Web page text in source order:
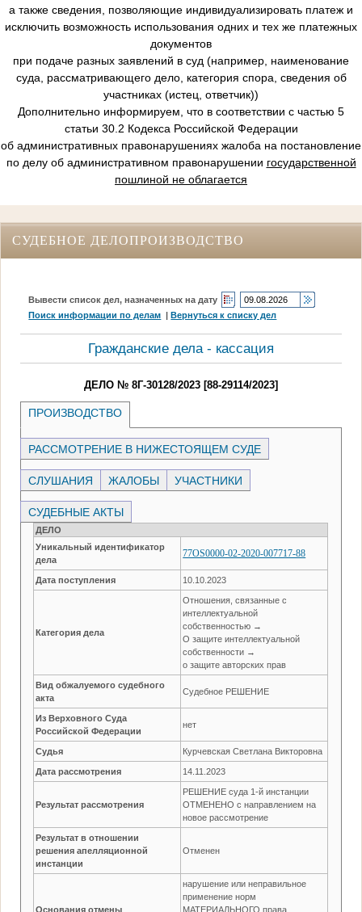
а также сведения, позволяющие индивидуализировать платеж и
исключить возможность использования одних и тех же платежных
документов
при подаче разных заявлений в суд (например, наименование
суда, рассматривающего дело, категория спора, сведения об
участниках (истец, ответчик))
Дополнительно информируем, что в соответствии с частью 5
статьи 30.2 Кодекса Российской Федерации
об административных правонарушениях жалоба на постановление
по делу об административном правонарушении государственной
пошлиной не облагается
СУДЕБНОЕ ДЕЛОПРОИЗВОДСТВО
Вывести список дел, назначенных на дату
Поиск информации по делам |Вернуться к списку дел
Гражданские дела - кассация
ДЕЛО № 8Г-30128/2023 [88-29114/2023]
ПРОИЗВОДСТВО
РАССМОТРЕНИЕ В НИЖЕСТОЯЩЕМ СУДЕ
СЛУШАНИЯ ЖАЛОБЫ УЧАСТНИКИ
СУДЕБНЫЕ АКТЫ
ДЕЛО
Уникальный идентификатор
дела
77OS0000-02-2020-007717-88
Дата поступления 10.10.2023
Категория дела
Отношения, связанные с
интеллектуальной
собственностью →
О защите интеллектуальной
собственности →
о защите авторских прав
Вид обжалуемого судебного
акта
Судебное РЕШЕНИЕ
Из Верховного Суда
Российской Федерации
нет
Судья Курчевская Светлана Викторовна
Дата рассмотрения 14.11.2023
Результат рассмотрения
РЕШЕНИЕ суда 1-й инстанции
ОТМЕНЕНО с направлением на
новое рассмотрение
Результат в отношении
решения апелляционной
инстанции
Отменен
Основания отмены
нарушение или неправильное
применение норм
МАТЕРИАЛЬНОГО права